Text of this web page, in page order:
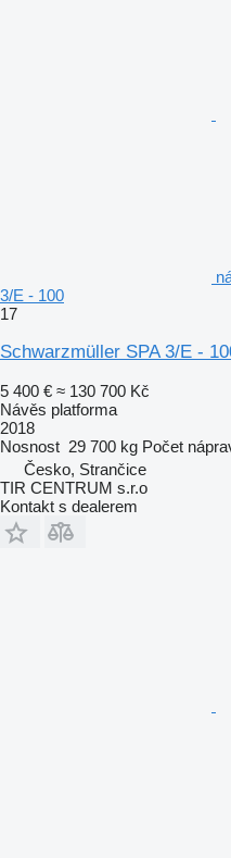
3/E - 100
17
Schwarzmüller SPA 3/E -
5 400 € ≈ 130 700 Kč
Návěs platforma
2018
Nosnost 29 700 kg Počet
Česko, Strančice
TIR CENTRUM s.r.o
Kontakt s dealerem